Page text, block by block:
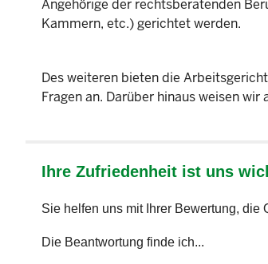
Angehörige der rechtsberatenden
Kammern, etc.) gerichtet werden.
Des weiteren bieten die
Fragen an. Darüber hinaus weisen wir